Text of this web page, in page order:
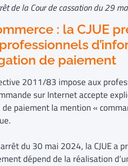
de la Cour de cassation du 29
: la CJUE
de paiement
2011/83 impose aux
sur Internet accepte
paiement la mention «
du 30 mai 2024, la CJUE a
dépend de la réalisation